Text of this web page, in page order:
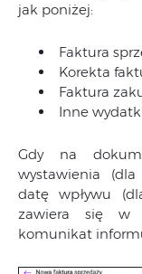
jak poniżej:
Faktura
Korekta
Faktura
Inne
Gdy na
wystawienia
datę wpływu
zawiera się w
komunikat